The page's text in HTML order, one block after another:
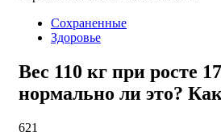
Сохраненные
Здоровье
Вес 110 кг при росте
нормально ли это?
621